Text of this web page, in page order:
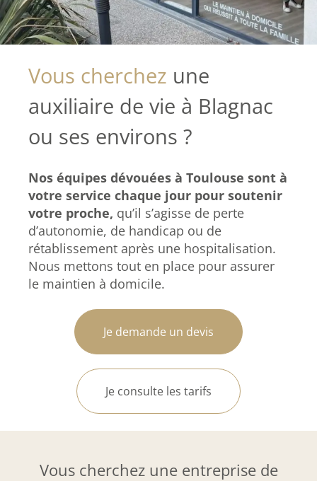
Vous cherchez une
auxiliaire de vie à Blagnac
ou ses environs ?
Nos équipes dévouées à Toulouse sont à
votre service chaque jour pour soutenir
votre proche, qu’il s’agisse de perte
d’autonomie, de handicap ou de
rétablissement après une hospitalisation.
Nous mettons tout en place pour assurer
le maintien à domicile.
Je demande un devis
Je consulte les tarifs
Vous cherchez une entreprise de